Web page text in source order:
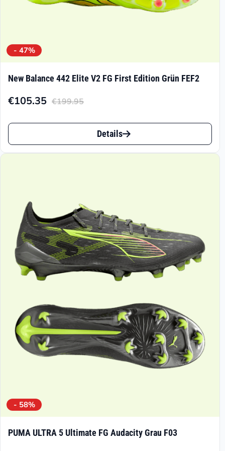
werden
- 47%
New Balance 442 Elite V2 FG First Edition Grün FEF2
€199.95
Ursprünglicher
Preis
€199.95
€105.35
Aktueller
Preis
€105.35.
Dieses
Produkt
auf.
Die
Optionen
können
Produktseite
gewählt
werden
Details
- 58%
PUMA ULTRA 5 Ultimate FG Audacity Grau F03